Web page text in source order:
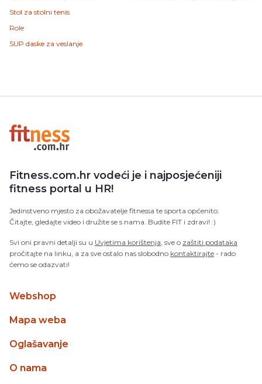
Stol za stolni tenis
Role
SUP daske za veslanje
Fitness.com.hr vodeći je i najposjećeniji
fitness portal u HR!
Jedinstveno mjesto za obožavatelje fitnessa te sporta općenito.
Čitajte, gledajte video i družite se s nama. Budite FIT i zdravi! :)
Svi oni pravni detalji su u Uvjetima korištenja , sve o zaštiti podataka
pročitajte na linku, a za sve ostalo nas slobodno kontaktirajte - rado
ćemo se odazvati!
Webshop
Mapa weba
Oglašavanje
O nama